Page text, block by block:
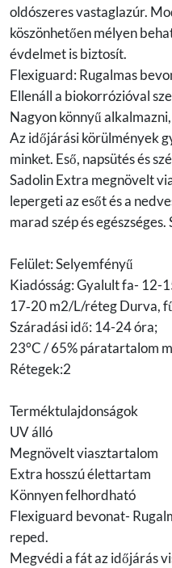
oldószeres vastaglazúr.
köszönhetően mélyen
évdelmet is biztosít.
Flexiguard: Rugalmas
Ellenáll a biokorrózióval
Nagyon könnyű
Az időjárási körülmények
minket. Eső, napsütés és
Sadolin Extra megnövelt
lepergeti az esőt és a
marad szép és
Felület: Selyemfényű
Kiadósság: Gyalult fa- 12-
17‐20 m2/L/réteg Durva,
Száradási idő: 14-24 óra;
23°C / 65% páratartalom
Rétegek:2
Terméktulajdonságok
UV álló
Megnövelt viasztartalom
Extra hosszú élettartam
Könnyen felhordható
Flexiguard bevonat-
reped.
Megvédi a fát az időjárás